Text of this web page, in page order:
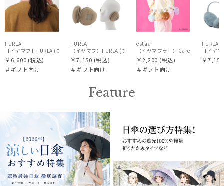
価格・割引率
販売状況
入荷状況
FURLA
【イヤマフ】FURLA (フルラ) コールテン×フェイクファー バックアームイヤマフ
￥6,600 (税込)
＃ギフト向け
FURLA
【イヤマフ】FURLA (フルラ) フェイクファー バックアームイヤ
￥7,150 (税込)
＃ギフト向け
estaa
【イヤマフラー】CareBearsTM（
￥2,200 (税込)
＃ギフト向け
FURLA
￥7,150
Feature